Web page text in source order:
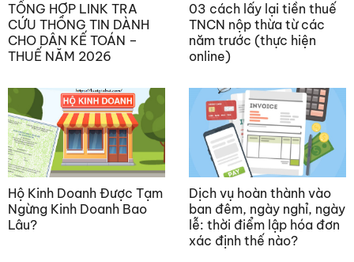
TỔNG HỢP LINK TRA
CỨU THÔNG TIN DÀNH
CHO DÂN KẾ TOÁN –
THUẾ NĂM 2026
03 cách lấy lại tiền thuế
TNCN nộp thừa từ các
năm trước (thực hiện
online)
Hộ Kinh Doanh Được Tạm
Ngừng Kinh Doanh Bao
Lâu?
Dịch vụ hoàn thành vào
ban đêm, ngày nghỉ, ngày
lễ: thời điểm lập hóa đơn
xác định thế nào?